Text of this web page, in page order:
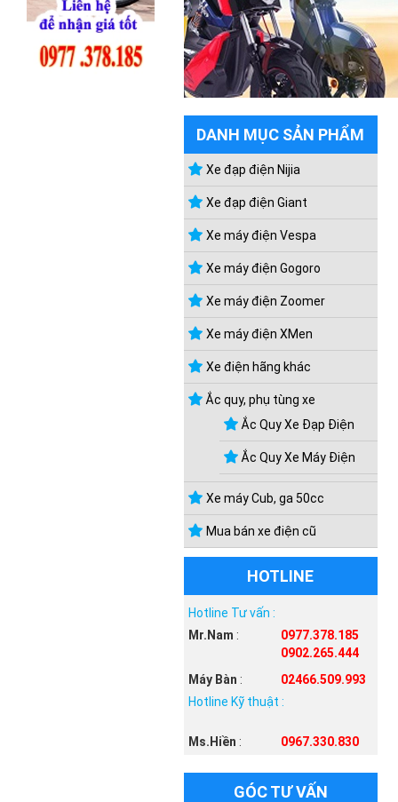
DANH MỤC SẢN PHẨM
Xe đạp điện Nijia
Xe đạp điện Giant
Xe máy điện Vespa
Xe máy điện Gogoro
Xe máy điện Zoomer
Xe máy điện XMen
Xe điện hãng khác
Ắc quy, phụ tùng xe
Ắc Quy Xe Đạp Điện
Ắc Quy Xe Máy Điện
Xe máy Cub, ga 50cc
Mua bán xe điện cũ
HOTLINE
Hotline Tư vấn :
Mr.Nam :
0977.378.185
0902.265.444
Máy Bàn :
02466.509.993
Hotline Kỹ thuật :
Ms.Hiền : 0967.330.830
GÓC TƯ VẤN